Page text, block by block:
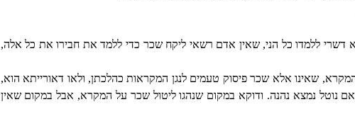
דשרי ללמדו כל הני, שאין אדם רשאי ליקח שכר כדי ללמד את חבירו את כל אלה,
שאינו אלא שכר פיסוק טעמים לנגן המקראות כהלכתן, ולאו דאורייתא הוא,
נוטל נמצא נהנה. ודוקא במקום שנהגו ליטול שכר על המקרא, אבל במקום שאין